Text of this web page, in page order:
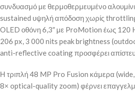
συνδυασμό με θερμοθερμευμένο
sustained υψηλή απόδοση χωρίς
OLED οθόνη 6,3″ με ProMotion έως 120
206 px, 3 000 nits peak brightness
anti-reflective coating προσφέρει
Η τριπλή 48 MP Pro Fusion κάμερα
8× optical-quality zoom) φέρνει